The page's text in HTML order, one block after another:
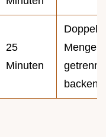
25
Minuten
Doppelte
Menge,
getrennt
backen